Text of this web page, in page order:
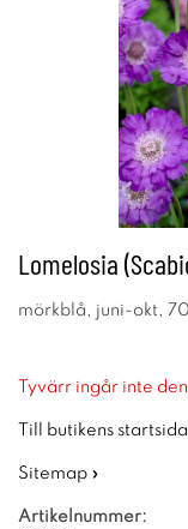
Lomelosia
mörkblå, juni-okt,
Tyvärr ingår inte
Till butikens startsida
Sitemap »
Artikelnummer: